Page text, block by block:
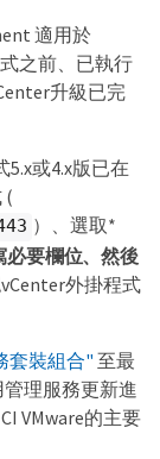
適用於
之前、已執行
升級已完
5.x或4.x版已在
(
）、選取*
必要欄位、然後
外掛程式
套裝組合" 至最
理服務更新進
VMware的主要